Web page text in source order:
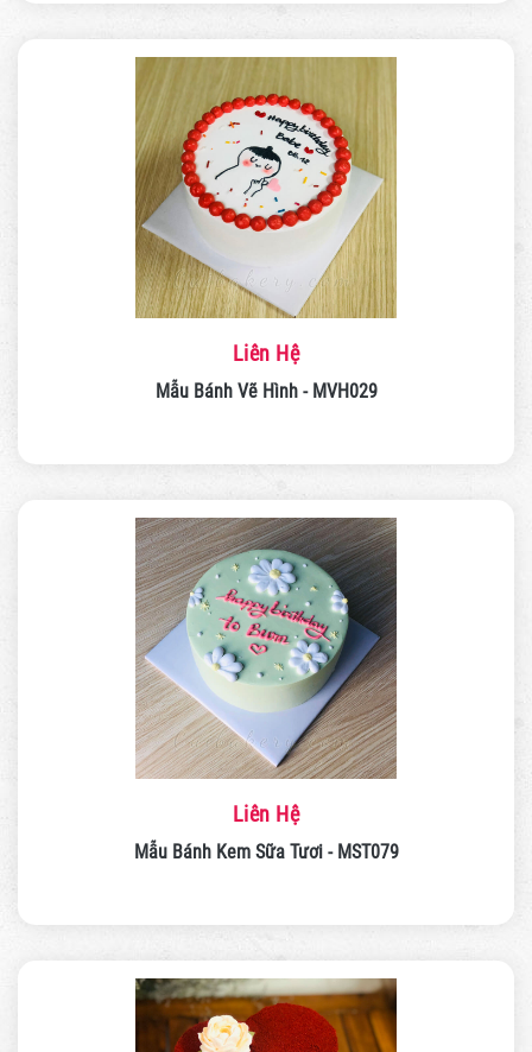
Liên Hệ
Mẫu Bánh Vẽ Hình - MVH029
Liên Hệ
Mẫu Bánh Kem Sữa Tươi - MST079